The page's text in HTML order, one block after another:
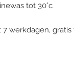
tot 30°c
werkdagen,